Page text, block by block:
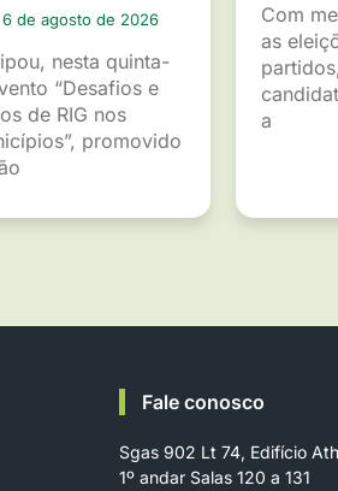
6 de agosto de 2026
nesta quinta-
“Desafios e
de RIG nos
promovido
Com
as
a
Fale conosco
Sgas 902 Lt 74, Edifício
1º andar Salas 120 a 131